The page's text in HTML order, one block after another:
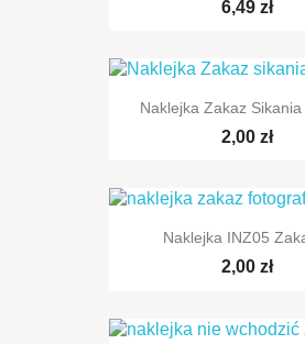
6,49 zł
Naklejka Zakaz Sikania
2,00 zł
Naklejka INZ05
2,00 zł